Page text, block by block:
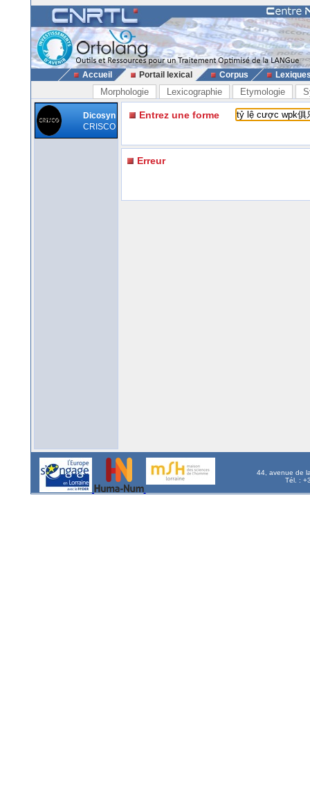
Accueil Portail lexical Corpus
Morphologie Lexicographie Etymologie
Dicosyn
CRISCO
Entrez une forme
Erreur
44, avenue de
Tél. :